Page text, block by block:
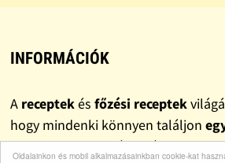
Oldalainkon és mobil alkalmazásainkban cookie-kat
INFORMÁCIÓK
A receptekés főzési receptek
hogy mindenki könnyen találjon
gyors recepteketés valóbanfinom